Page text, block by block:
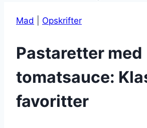
Mad Opskrifter
Pastaretter med
tomatsauce:
favoritter